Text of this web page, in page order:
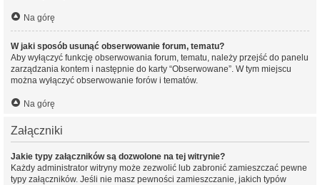
Na górę
W jaki sposób usunąć obserwowanie forum, tematu?
Aby wyłączyć funkcję obserwowania forum, tematu, należy przejść do panelu
zarządzania kontem i następnie do karty “Obserwowane”. W tym miejscu
można wyłączyć obserwowanie forów i tematów.
Na górę
Załączniki
Jakie typy załączników są dozwolone na tej witrynie?
Każdy administrator witryny może zezwolić lub zabronić zamieszczać pewne
typy załączników. Jeśli nie masz pewności zamieszczanie, jakich typów